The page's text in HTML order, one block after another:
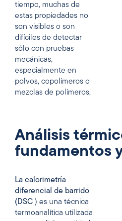
tiempo, muchas de
estas propiedades no
son visibles o son
difíciles de detectar
sólo con pruebas
mecánicas,
especialmente en
polvos, copolímeros o
mezclas de polímeros,
Análisis
fundamentos
La calorimetría
diferencial de barrido
(DSC ) es una técnica
termoanalítica utilizada